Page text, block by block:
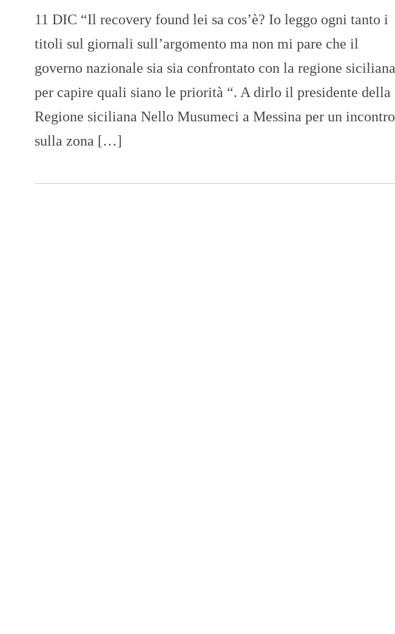
R
T
G
r
R
11 DIC “Il recovery found lei sa cos’è? Io leggo ogni tanto i
titoli sul giornali sull’argomento ma non mi pare che il
governo nazionale sia sia confrontato con la regione siciliana
per capire quali siano le priorità “. A dirlo il presidente della
Regione siciliana Nello Musumeci a Messina per un incontro
sulla zona […]